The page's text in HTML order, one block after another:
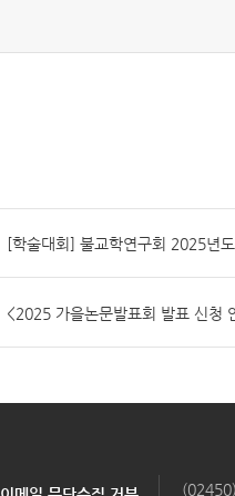
[학술대회] 불교학연구회 2025년
<2025 가을논문발표회 발표 신청